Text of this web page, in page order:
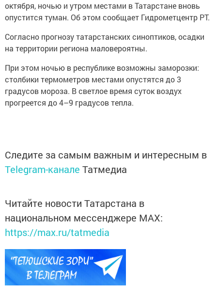
октября, ночью и утром местами в Татарстане вновь
опустится туман. Об этом сообщает Гидрометцентр РТ.
Согласно прогнозу татарстанских синоптиков, осадки
на территории региона маловероятны.
При этом ночью в республике возможны заморозки:
столбики термометров местами опустятся до 3
градусов мороза. В светлое время суток воздух
прогреется до 4–9 градусов тепла.
Следите за самым важным и интересным в
Telegram-канале Татмедиа
Читайте новости Татарстана в
национальном мессенджере MАХ:
https://max.ru/tatmedia